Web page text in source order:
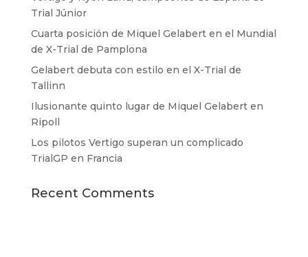
Trial Júnior
Cuarta posición de Miquel Gelabert en el Mundial
de X-Trial de Pamplona
Gelabert debuta con estilo en el X-Trial de
Tallinn
Ilusionante quinto lugar de Miquel Gelabert en
Ripoll
Los pilotos Vertigo superan un complicado
TrialGP en Francia
Recent Comments